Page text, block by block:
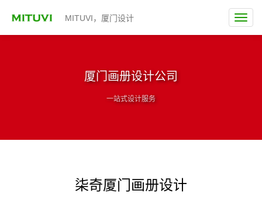
MITUVI，厦门设计
厦门画册设计公司
一站式设计服务
柒奇厦门画册设计